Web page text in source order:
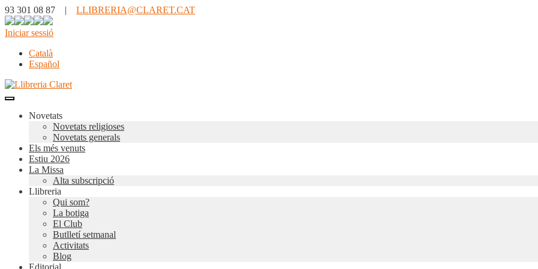
93 301 08 87 | LLIBRERIA@CLARET.CAT
Iniciar sessió
Català
Español
Novetats
Novetats religioses
Novetats generals
Els més venuts
Estiu 2026
La Missa
Alta subscripció
Llibreria
Qui som?
La botiga
El Club
Butlletí setmanal
Activitats
Blog
Editorial